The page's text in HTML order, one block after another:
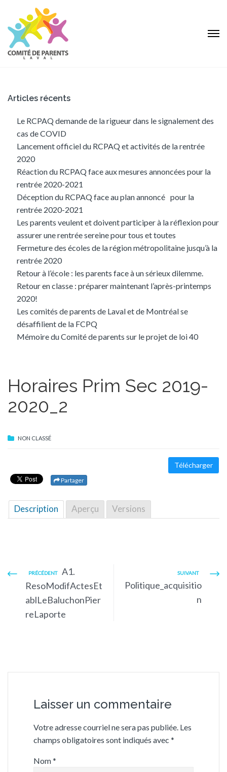
Articles récents
Le RCPAQ demande de la rigueur dans le signalement des
cas de COVID
Lancement officiel du RCPAQ et activités de la rentrée
2020
Réaction du RCPAQ face aux mesures annoncées pour la
rentrée 2020-2021
Déception du RCPAQ face au plan annoncé pour la
rentrée 2020-2021
Les parents veulent et doivent participer à la réflexion pour
assurer une rentrée sereine pour tous et toutes
Fermeture des écoles de la région métropolitaine jusqu’à la
rentrée 2020
Retour à l’école : les parents face à un sérieux dilemme.
Retour en classe : préparer maintenant l’après-printemps
2020!
Les comités de parents de Laval et de Montréal se
désaffilient de la FCPQ
Mémoire du Comité de parents sur le projet de loi 40
Horaires Prim Sec 2019-
2020_2
NON CLASSÉ
Télécharger
Partager
Description Aperçu Versions
PRÉCÉDENT
A1.
ResoModifActesEt
ablLeBaluchonPier
reLaporte
SUIVANT
Politique_acquisitio
n
Laisser un commentaire
Votre adresse courriel ne sera pas publiée. Les
champs obligatoires sont indiqués avec *
Nom*